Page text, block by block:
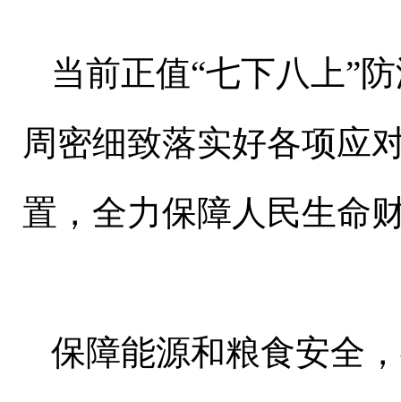
当前正值“七下八上”
周密细致落实好各项应
置，全力保障人民生命
保障能源和粮食安全